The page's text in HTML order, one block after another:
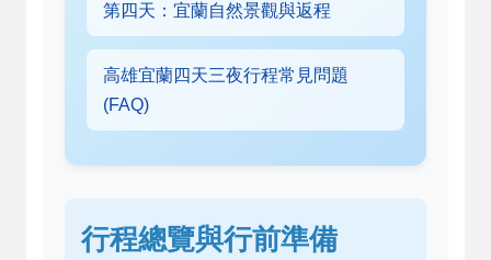
第四天：宜蘭自然景觀與返程
高雄宜蘭四天三夜行程常見問題
(FAQ)
行程總覽與行前準備